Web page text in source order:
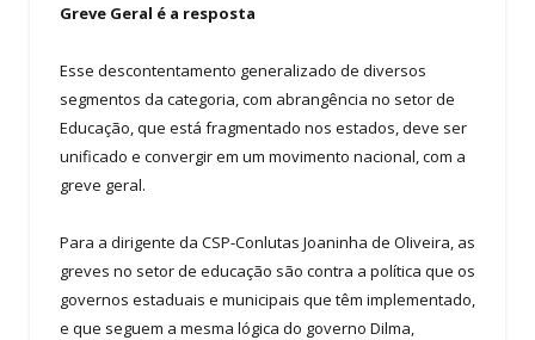
Greve Geral é a resposta
Esse descontentamento generalizado de diversos
segmentos da categoria, com abrangência no setor de
Educação, que está fragmentado nos estados, deve ser
unificado e convergir em um movimento nacional, com a
greve geral.
Para a dirigente da CSP-Conlutas Joaninha de Oliveira, as
greves no setor de educação são contra a política que os
governos estaduais e municipais que têm implementado,
e que seguem a mesma lógica do governo Dilma,